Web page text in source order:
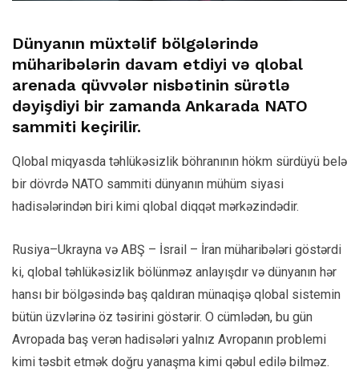
Dünyanın müxtəlif bölgələrində
müharibələrin davam etdiyi və qlobal
arenada qüvvələr nisbətinin sürətlə
dəyişdiyi bir zamanda Ankarada NATO
sammiti keçirilir.
Qlobal miqyasda təhlükəsizlik böhranının hökm sürdüyü belə
bir dövrdə NATO sammiti dünyanın mühüm siyasi
hadisələrindən biri kimi qlobal diqqət mərkəzindədir.
Rusiya–Ukrayna və ABŞ – İsrail – İran müharibələri göstərdi
ki, qlobal təhlükəsizlik bölünməz anlayışdır və dünyanın hər
hansı bir bölgəsində baş qaldıran münaqişə qlobal sistemin
bütün üzvlərinə öz təsirini göstərir. O cümlədən, bu gün
Avropada baş verən hadisələri yalnız Avropanın problemi
kimi təsbit etmək doğru yanaşma kimi qəbul edilə bilməz.